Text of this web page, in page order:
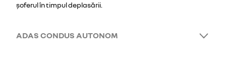
șoferul în timpul deplasării.
ADAS CONDUS AUTONOM